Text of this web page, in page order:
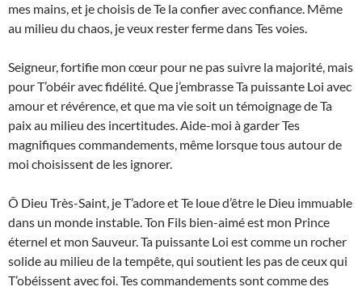
mes mains, et je choisis de Te la confier avec confiance. Même
au milieu du chaos, je veux rester ferme dans Tes voies.
Seigneur, fortifie mon cœur pour ne pas suivre la majorité, mais
pour T’obéir avec fidélité. Que j’embrasse Ta puissante Loi avec
amour et révérence, et que ma vie soit un témoignage de Ta
paix au milieu des incertitudes. Aide-moi à garder Tes
magnifiques commandements, même lorsque tous autour de
moi choisissent de les ignorer.
Ô Dieu Très-Saint, je T’adore et Te loue d’être le Dieu immuable
dans un monde instable. Ton Fils bien-aimé est mon Prince
éternel et mon Sauveur. Ta puissante Loi est comme un rocher
solide au milieu de la tempête, qui soutient les pas de ceux qui
T’obéissent avec foi. Tes commandements sont comme des